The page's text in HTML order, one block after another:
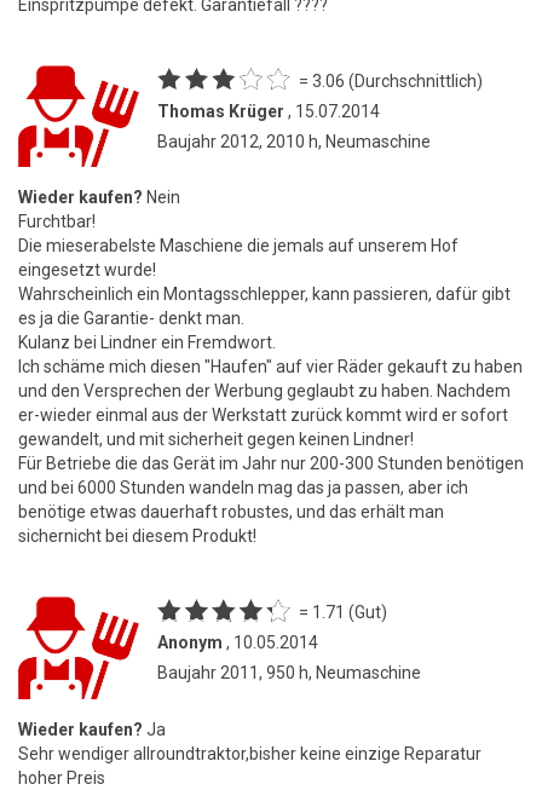
Einspritzpumpe defekt. Garantiefall ????
= 3.06 (Durchschnittlich)
Thomas Krüger , 15.07.2014
Baujahr 2012, 2010 h, Neumaschine
Wieder kaufen? Nein
Furchtbar!
Die mieserabelste Maschiene die jemals auf unserem Hof
eingesetzt wurde!
Wahrscheinlich ein Montagsschlepper, kann passieren, dafür gibt
es ja die Garantie- denkt man.
Kulanz bei Lindner ein Fremdwort.
Ich schäme mich diesen "Haufen" auf vier Räder gekauft zu haben
und den Versprechen der Werbung geglaubt zu haben. Nachdem
er-wieder einmal aus der Werkstatt zurück kommt wird er sofort
gewandelt, und mit sicherheit gegen keinen Lindner!
Für Betriebe die das Gerät im Jahr nur 200-300 Stunden benötigen
und bei 6000 Stunden wandeln mag das ja passen, aber ich
benötige etwas dauerhaft robustes, und das erhält man
sichernicht bei diesem Produkt!
= 1.71 (Gut)
Anonym , 10.05.2014
Baujahr 2011, 950 h, Neumaschine
Wieder kaufen? Ja
Sehr wendiger allroundtraktor,bisher keine einzige Reparatur
hoher Preis